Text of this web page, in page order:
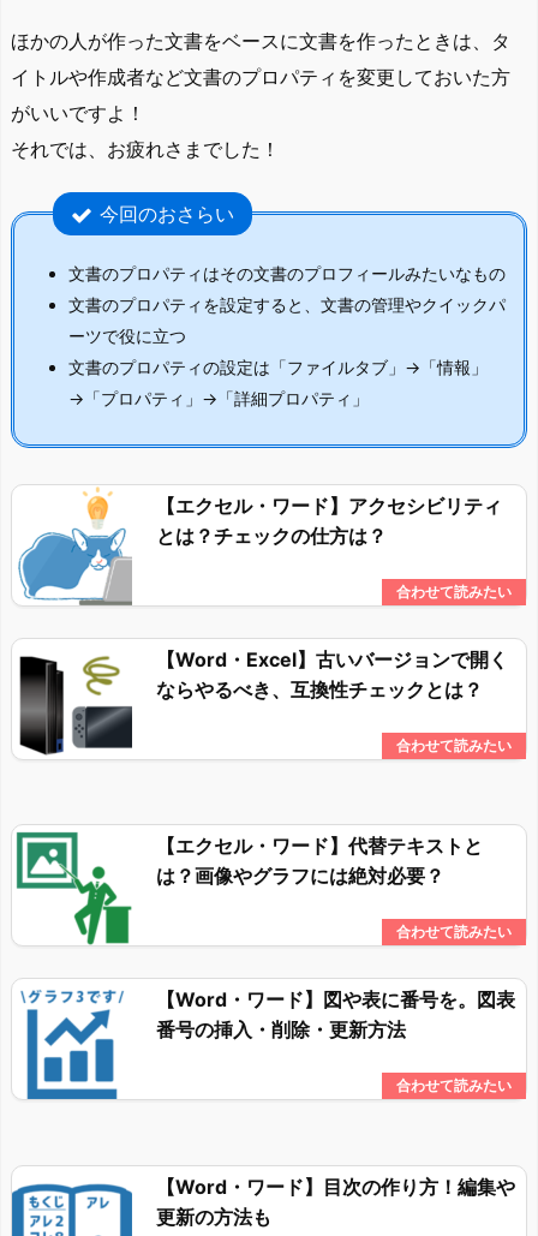
ほかの人が作った文書をベースに文書を作ったときは、タ
イトルや作成者など文書のプロパティを変更しておいた方
がいいですよ！
それでは、お疲れさまでした！
今回のおさらい
文書のプロパティはその文書のプロフィールみたいなもの
文書のプロパティを設定すると、文書の管理やクイックパ
ーツで役に立つ
文書のプロパティの設定は「ファイルタブ」→「情報」
→「プロパティ」→「詳細プロパティ」
【エクセル・ワード】アクセシビリティ
とは？チェックの仕方は？
【Word・Excel】古いバージョンで開く
ならやるべき、互換性チェックとは？
【エクセル・ワード】代替テキストと
は？画像やグラフには絶対必要？
【Word・ワード】図や表に番号を。図表
番号の挿入・削除・更新方法
【Word・ワード】目次の作り方！編集や
更新の方法も